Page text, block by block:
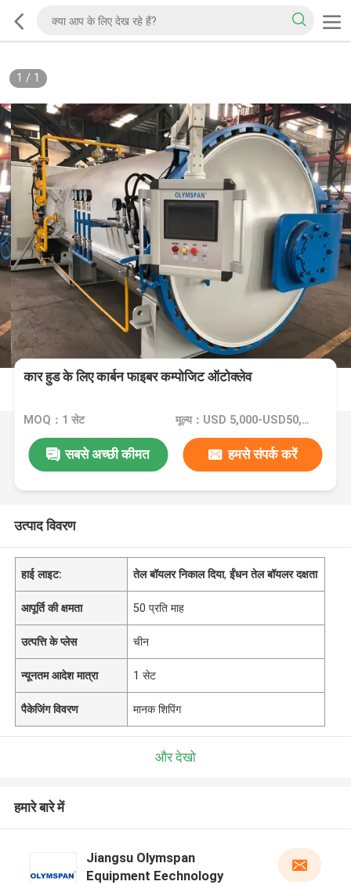
1 / 1
कार हुड के लिए कार्बन फाइबर कम्पोजिट ऑटोक्लेव
MOQ：1 सेट मूल्य：USD 5,000-USD50,000
सबसे अच्छी कीमत हमसे संपर्क करें
उत्पाद विवरण
हाई लाइट: तेल बॉयलर निकाल दिया,ईंधन तेल बॉयलर दक्षता
आपूर्ति की क्षमता 50 प्रति माह
उत्पत्ति के प्लेस चीन
न्यूनतम आदेश मात्रा 1 सेट
पैकेजिंग विवरण मानक शिपिंग
और देखो
हमारे बारे में
Jiangsu Olymspan
Equipment Eechnology